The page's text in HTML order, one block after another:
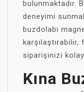
bulunmaktadır.
deneyimi
buzdolabı
siparişinizi
Kına